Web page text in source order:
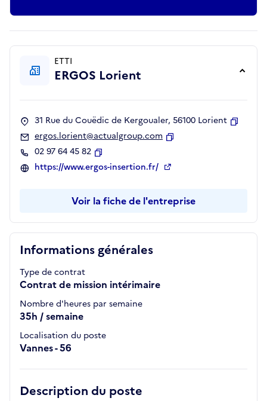
Informations générales
Type de contrat
Contrat de mission intérimaire
Nombre d'heures par semaine
35h / semaine
Localisation du poste
Vannes - 56
Description du poste
ETTI
ERGOS Lorient
31 Rue du Couëdic de Kergoualer, 56100 Lorient
ergos.lorient@actualgroup.com
02 97 64 45 82
Copier
https://www.ergos-insertion.fr/
Voir la fiche de l'entreprise